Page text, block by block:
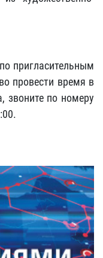
пригласительным
провести время в
звоните по номеру